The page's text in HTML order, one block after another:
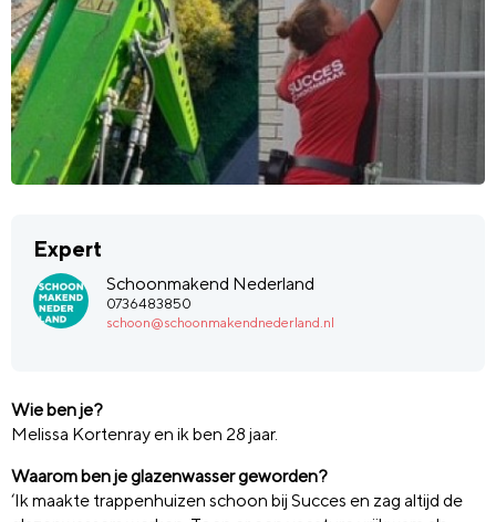
Expert
Schoonmakend Nederland
0736483850
schoon@schoonmakendnederland.nl
Wie ben je?
Melissa Kortenray en ik ben 28 jaar.
Waarom ben je glazenwasser geworden?
‘Ik maakte trappenhuizen schoon bij Succes en zag altijd de